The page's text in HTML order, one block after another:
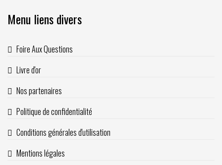
Menu liens divers
Foire Aux Questions
Livre d'or
Nos partenaires
Politique de confidentialité
Conditions générales d'utilisation
Mentions légales